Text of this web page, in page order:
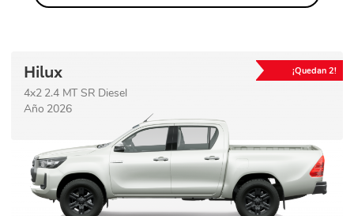
Hilux
4x2 2.4 MT SR Diesel
Año 2026
¡Quedan 2!